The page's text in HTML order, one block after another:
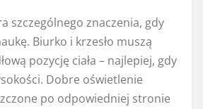
szczególnego znaczenia, gdy
Biurko i krzesło muszą
pozycję ciała – najlepiej, gdy
Dobre oświetlenie
po odpowiedniej stronie